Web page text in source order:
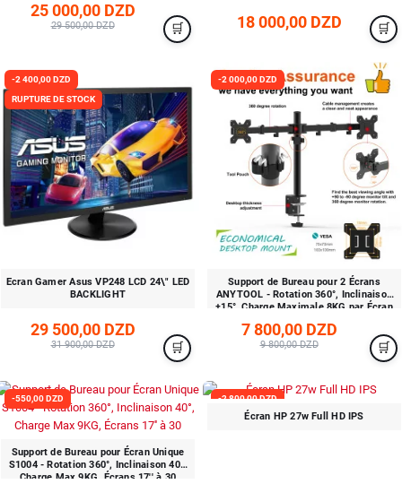
25 000,00 DZD
29 500,00 DZD 18 000,00 DZD
-2 400,00 DZD
RUPTURE DE STOCK
Ecran Gamer Asus VP248 LCD 24\" LED
BACKLIGHT
29 500,00 DZD
31 900,00 DZD
-2 000,00 DZD
Support de Bureau pour 2 Écrans
ANYTOOL - Rotation 360°, Inclinaison
±15°, Charge Maximale 8KG par Écran
7 800,00 DZD
9 800,00 DZD
-550,00 DZD
Support de Bureau pour Écran Unique
S1004 - Rotation 360°, Inclinaison 40°,
Charge Max 9KG, Écrans 17'' à 30
-2 800,00 DZD
RUPTURE DE STOCK
Écran HP 27w Full HD IPS